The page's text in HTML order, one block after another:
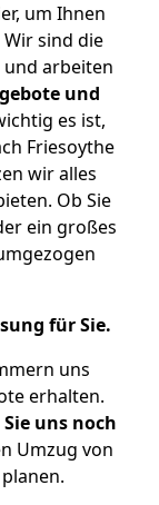
um Ihnen
sind die
und arbeiten
und
es ist,
Friesoythe
wir alles
Ob Sie
ein großes
für Sie.
uns
erhalten.
uns noch
Umzug von